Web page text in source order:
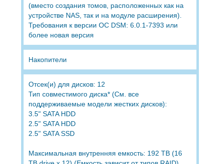
(вместо создания томов, расположенных как на
устройстве NAS, так и на модуле расширения).
Требования к версии ОС DSM: 6.0.1-7393 или
более новая версия
Накопители
Отсек(и) для дисков: 12
Тип совместимого диска* (См. все
поддерживаемые модели жестких дисков):
3.5" SATA HDD
2.5" SATA HDD
2.5" SATA SSD
Максимальная внутренняя емкость: 192 TB (16